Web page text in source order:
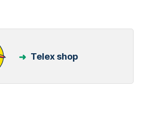
Telex shop